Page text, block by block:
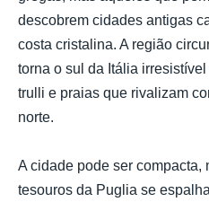
descobrem cidades antigas
costa cristalina. A região
torna o sul da Itália
trulli e praias que rivalizam
norte.
A cidade pode ser compacta,
tesouros da Puglia se